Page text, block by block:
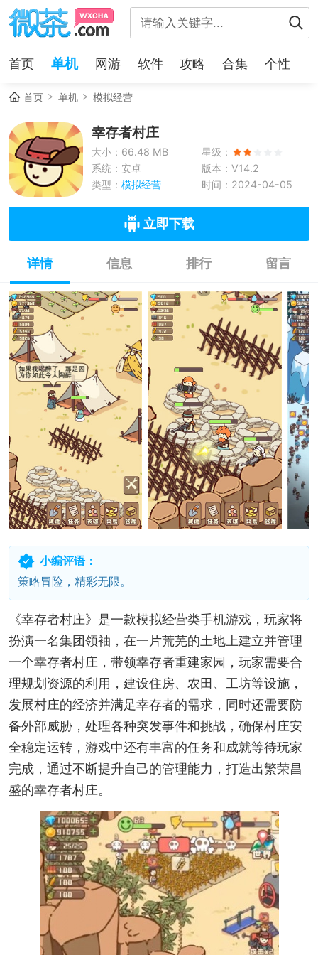
首页 单机 网游 软件 攻略 合集 个性
首页 单机 模拟经营
幸存者村庄
大小：66.48 MB
星级：
系统：安卓
版本：V14.2
类型： 模拟经营 时间：2024-04-05
立即下载
详情 信息 排行 留言
小编评语：
策略冒险，精彩无限。
《幸存者村庄》是一款模拟经营类手机游戏，玩家将
扮演一名集团领袖，在一片荒芜的土地上建立并管理
一个幸存者村庄，带领幸存者重建家园，玩家需要合
理规划资源的利用，建设住房、农田、工坊等设施，
发展村庄的经济并满足幸存者的需求，同时还需要防
备外部威胁，处理各种突发事件和挑战，确保村庄安
全稳定运转，游戏中还有丰富的任务和成就等待玩家
完成，通过不断提升自己的管理能力，打造出繁荣昌
盛的幸存者村庄。